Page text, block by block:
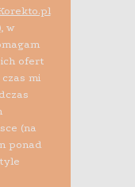
, w
ofert
mi
(na
ponad